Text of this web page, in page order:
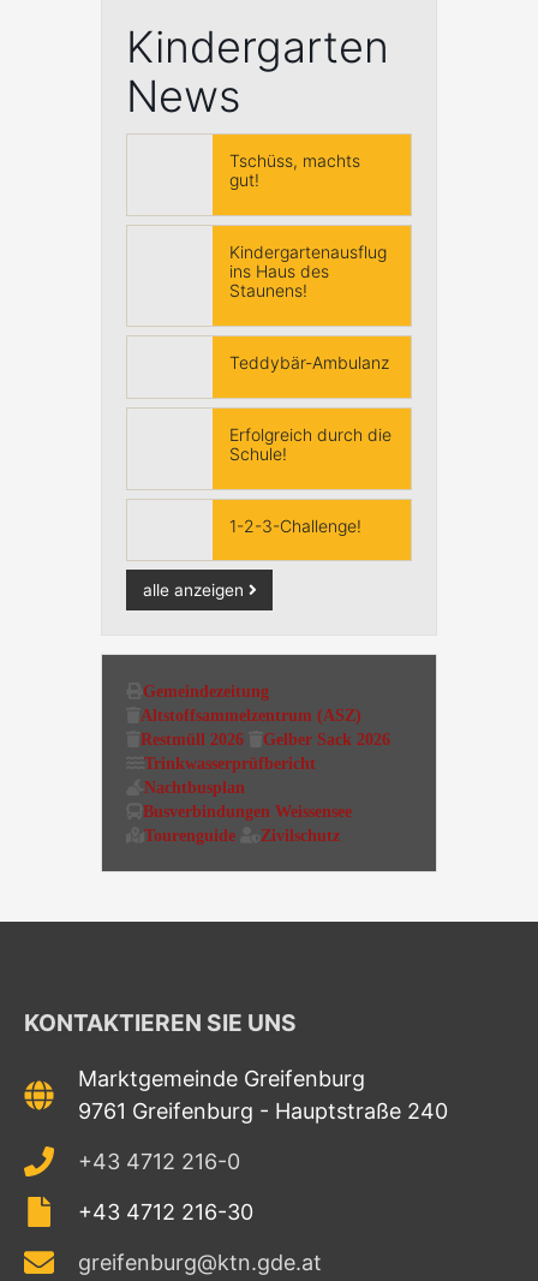
Kindergarten
News
Tschüss, machts
gut!
Kindergartenausflug
ins Haus des
Staunens!
Teddybär-Ambulanz
Erfolgreich durch die
Schule!
1-2-3-Challenge!
alle anzeigen
Gemeindezeitung
Altstoffsammelzentrum (ASZ)
Restmüll 2026
Gelber Sack 2026
Trinkwasserprüfbericht
Nachtbusplan
Busverbindungen Weissensee
Tourenguide
Zivilschutz
KONTAKTIEREN SIE UNS
Marktgemeinde Greifenburg
9761 Greifenburg - Hauptstraße 240
+43 4712 216-0
+43 4712 216-30
greifenburg@ktn.gde.at